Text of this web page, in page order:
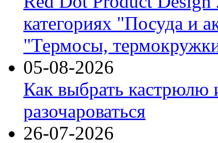
категориях "Посуда и
"Термосы,
05-08-2026
Как выбрать кастрюлю
разочароваться
26-07-2026